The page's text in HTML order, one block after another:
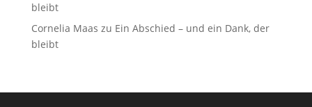
bleibt
Cornelia Maas zu Ein Abschied – und ein Dank, der
bleibt